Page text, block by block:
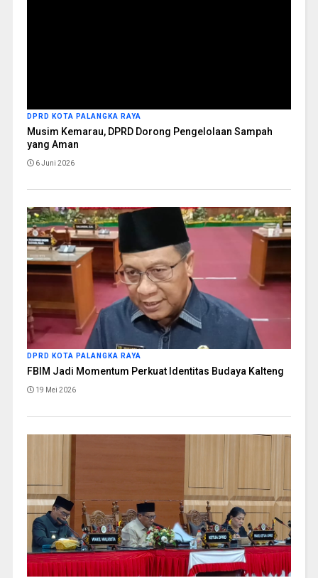
DPRD KOTA PALANGKA RAYA
Musim Kemarau, DPRD Dorong Pengelolaan Sampah
yang Aman
6 Juni 2026
DPRD KOTA PALANGKA RAYA
FBIM Jadi Momentum Perkuat Identitas Budaya Kalteng
19 Mei 2026